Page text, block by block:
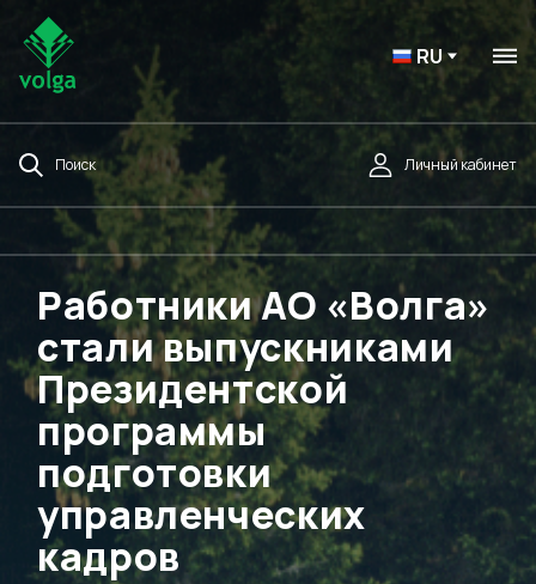
RU
Поиск Личный кабинет
Работники АО «Волга»
стали выпускниками
Президентской
программы
подготовки
управленческих
кадров